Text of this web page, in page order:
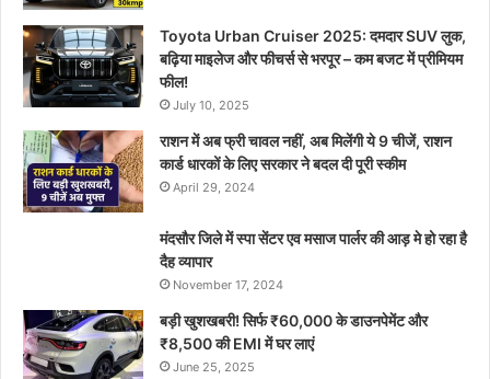
Toyota Urban Cruiser 2025: दमदार SUV लुक,
बढ़िया माइलेज और फीचर्स से भरपूर – कम बजट में प्रीमियम
फील!
July 10, 2025
राशन में अब फ्री चावल नहीं, अब मिलेंगी ये 9 चीजें, राशन
कार्ड धारकों के लिए सरकार ने बदल दी पूरी स्कीम
April 29, 2024
मंदसौर जिले में स्पा सेंटर एव मसाज पार्लर की आड़ मे हो रहा है
दैह व्यापार
November 17, 2024
बड़ी खुशखबरी! सिर्फ ₹60,000 के डाउनपेमेंट और
₹8,500 की EMI में घर लाएं
June 25, 2025